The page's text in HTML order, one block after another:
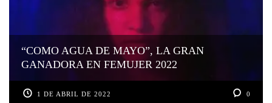
“COMO AGUA DE MAYO”, LA GRAN
GANADORA EN FEMUJER 2022
1 DE ABRIL DE 2022 0